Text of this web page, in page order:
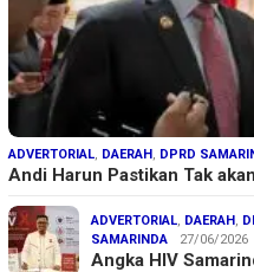
ADVERTORIAL, DAERAH, DPRD
Andi Harun Pastikan Tak
ADVERTORIAL, DAERAH,
SAMARINDA
27/06/2026
Angka HIV